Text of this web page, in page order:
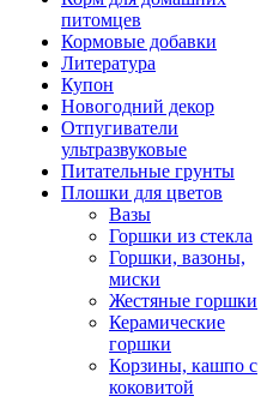
питомцев
Кормовые добавки
Литература
Купон
Новогодний декор
Отпугиватели
ультразвуковые
Питательные грунты
Плошки для цветов
Вазы
Горшки из стекла
Горшки, вазоны,
миски
Жестяные горшки
Керамические
горшки
Корзины, кашпо с
коковитой